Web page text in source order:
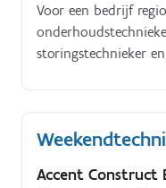
Voor een bedrijf
storingstechnieker
uw technisch
machinepark te
Accent Construct